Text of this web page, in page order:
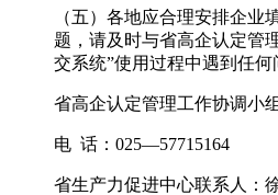
（五）各地应合理安排企
题，请及时与省高企认定管
交系统”使用过程中遇到任何
省高企认定管理工作协调小
电 话： 025—57715164
省生产力促进中心联系人：